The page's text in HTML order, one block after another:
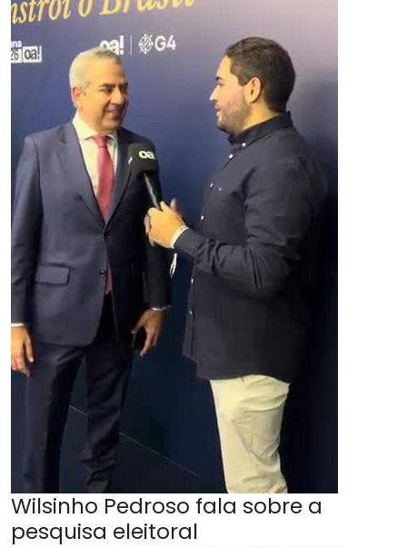
Wilsinho Pedroso fala sobre a
pesquisa eleitoral